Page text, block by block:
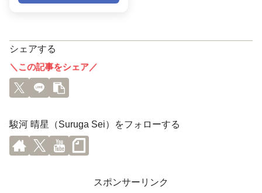
シェアする
＼この記事をシェア／
駿河 晴星（Suruga Sei）をフォローする
スポンサーリンク